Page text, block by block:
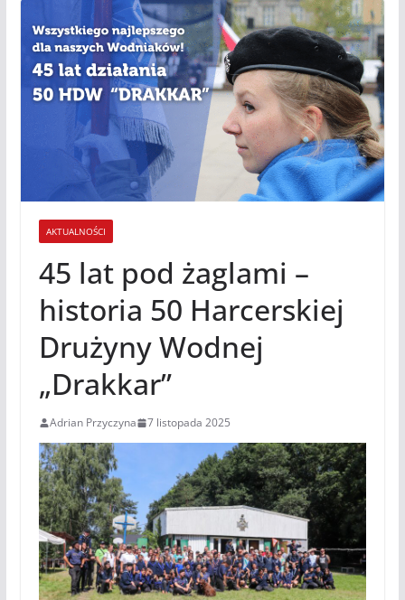
AKTUALNOŚCI
45 lat pod żaglami –
historia 50 Harcerskiej
Drużyny Wodnej
„Drakkar”
Adrian Przyczyna 7 listopada 2025